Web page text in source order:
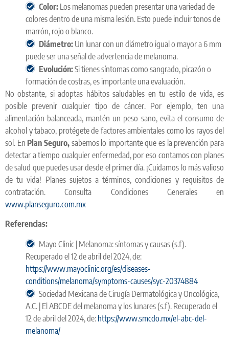
Color: Los melanomas pueden presentar una variedad de
colores dentro de una misma lesión. Esto puede incluir tonos de
marrón, rojo o blanco.
Diámetro: Un lunar con un diámetro igual o mayor a 6 mm
puede ser una señal de advertencia de melanoma.
Evolución:Si tienes síntomas como sangrado, picazón o
formación de costras, es importante una evaluación.
No obstante, si adoptas hábitos saludables en tu estilo de vida, es
posible prevenir cualquier tipo de cáncer. Por ejemplo, ten una
alimentación balanceada, mantén un peso sano, evita el consumo de
alcohol y tabaco, protégete de factores ambientales como los rayos del
sol. En Plan Seguro,sabemos lo importante que es la prevención para
detectar a tiempo cualquier enfermedad, por eso contamos con planes
de salud que puedes usar desde el primer día. ¡Cuidamos lo más valioso
de tu vida! Planes sujetos a términos, condiciones y requisitos de
contratación. Consulta Condiciones Generales en
www.planseguro.com.mx
Referencias:
Mayo Clinic | Melanoma: síntomas y causas (s.f).
Recuperado el 12 de abril del 2024, de:
https://www.mayoclinic.org/es/diseases-
conditions/melanoma/symptoms-causes/syc-20374884
Sociedad Mexicana de Cirugía Dermatológica y Oncológica,
A.C. | El ABCDE del melanoma y los lunares (s.f). Recuperado el
12 de abril del 2024, de: https://www.smcdo.mx/el-abc-del-
melanoma/